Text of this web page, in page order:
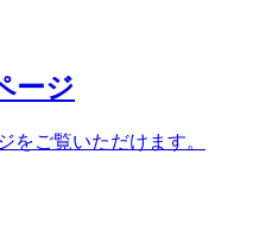
ージ
をご覧いただけます。